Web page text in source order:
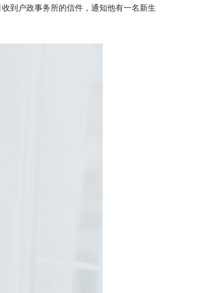
到户政事务所的信件，通知他有一名新生